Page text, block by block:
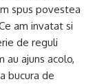
spus povestea
am invatat si
de reguli
au ajuns acolo,
bucura de